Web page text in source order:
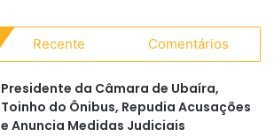
Recente Comentários
Presidente da Câmara de Ubaíra,
Toinho do Ônibus, Repudia Acusações
e Anuncia Medidas Judiciais